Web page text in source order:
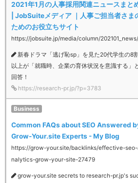
2021年1月の人事採用関連ニュースまと
| JobSuiteメディア ｜人事ご担当者さま
ためのお役立ちサイト
https://jobsuite.jp/media/column/202101_news/
新春ドラマ「逃げ恥sp」を見た20代学生の8割
以上が「就職時、企業の育休状況を意識する」と
回答！
https://research-pr.jp/?p=3783
Business
Common FAQs about SEO Answered
Grow-Your.site Experts - My Blog
https://grow-your.site/backlinks/effective-seo-
nalytics-grow-your-site-27479
grow-your.site secrets to research-pr.jp's